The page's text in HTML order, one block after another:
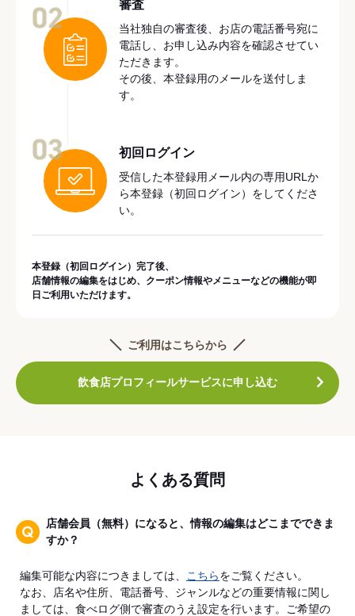
審査
当社独自の審査後、お店の電話番号宛に
電話し、お申し込み内容を確認させてい
ただきます。
その後、本登録用のメールを送付しま
す。
初回ログイン
受信した本登録用メール内の専用URLか
ら本登録（初回ログイン）をしてくださ
い。
本登録（初回ログイン）完了後、
店舗情報の編集をはじめ、クーポン情報やメニューなどの機能が即
日ご利用いただけます。
ご利用はこちらから
飲食店プロフィールサービスに申し込む
よくある質問
店舗会員（無料）になると、情報の編集はどこまでできま
すか？
編集可能な内容につきましては、 こちらをご覧ください。
なお、店名や住所、電話番号、ジャンルなどの重要情報に関し
ましては、食べログ側で審査のうえ設定を行います。ご希望の